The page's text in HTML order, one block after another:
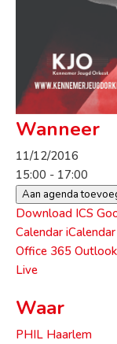
Wanneer
11/12/2016
15:00 - 17:00
Aan agenda
Download ICS
Calendar iCalendar
Office 365 Outlook
Live
Waar
PHIL Haarlem